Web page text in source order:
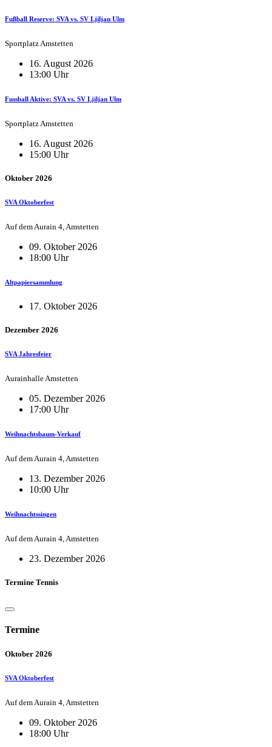
Fußball Reserve: SVA vs. SV Ljiljan Ulm
Sportplatz Amstetten
16. August 2026
13:00 Uhr
Fussball Aktive: SVA vs. SV Ljiljan Ulm
Sportplatz Amstetten
16. August 2026
15:00 Uhr
Oktober 2026
SVA Oktoberfest
Auf dem Aurain 4, Amstetten
09. Oktober 2026
18:00 Uhr
Altpapiersammlung
17. Oktober 2026
Dezember 2026
SVA Jahresfeier
Aurainhalle Amstetten
05. Dezember 2026
17:00 Uhr
Weihnachtsbaum-Verkauf
Auf dem Aurain 4, Amstetten
13. Dezember 2026
10:00 Uhr
Weihnachtssingen
Auf dem Aurain 4, Amstetten
23. Dezember 2026
Termine Tennis
Termine
Oktober 2026
SVA Oktoberfest
Auf dem Aurain 4, Amstetten
09. Oktober 2026
18:00 Uhr